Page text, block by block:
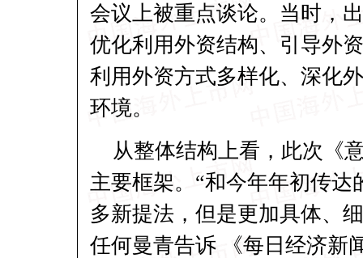
会议上被重点谈论。当时，
优化利用外资结构、引导外
利用外资方式多样化、深化
环境。
从整体结构上看，此次《
主要框架。“和今年年初传
多新提法，但是更加具体、
任何曼青告诉 《每日经济新